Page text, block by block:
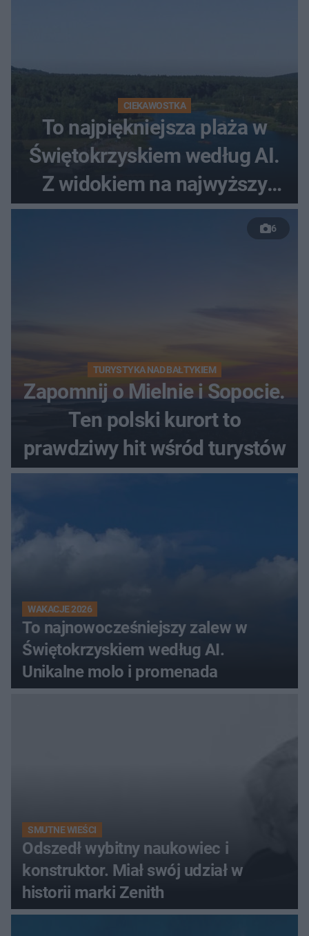
CIEKAWOSTKA
To najpiękniejsza plaża w
Świętokrzyskiem według AI.
Z widokiem na najwyższy
szczyt Gór Świętokrzyskich
6
TURYSTYKA NAD BAŁTYKIEM
Zapomnij o Mielnie i Sopocie.
Ten polski kurort to
prawdziwy hit wśród turystów
WAKACJE 2026
To najnowocześniejszy zalew w
Świętokrzyskiem według AI.
Unikalne molo i promenada
SMUTNE WIEŚCI
Odszedł wybitny naukowiec i
konstruktor. Miał swój udział w
historii marki Zenith